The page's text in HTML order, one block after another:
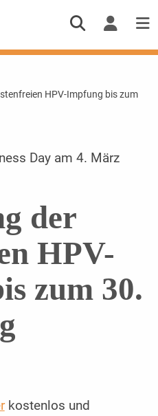
HPV-Impfung bis zum
Day am 4. März
der
HPV-
zum 30.
kostenlos und